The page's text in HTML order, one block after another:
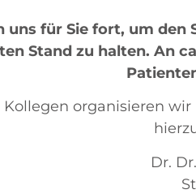
uns für Sie fort, um den
Stand zu halten. An
Kollegen organisieren
Dr.